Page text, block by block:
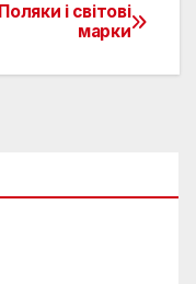
Поляки і світові
марки